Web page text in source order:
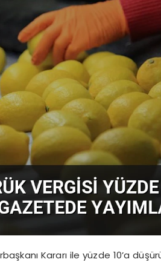
Kararı ile yüzde 10’a